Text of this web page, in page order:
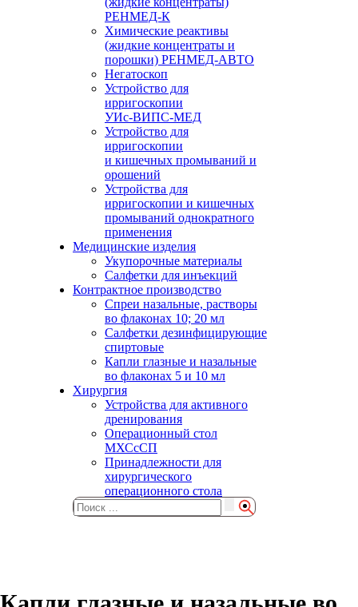
РЕНМЕД-К
Химические реактивы
(жидкие концентраты и
порошки) РЕНМЕД-АВТО
Негатоскоп
Устройство для
ирригоскопии
УИс-ВИПС-МЕД
Устройство для
ирригоскопии
и кишечных промываний и
орошений
Устройства для
ирригоскопии и кишечных
промываний однократного
применения
Медицинские изделия
Укупорочные материалы
Салфетки для инъекций
Контрактное производство
Спреи назальные, растворы
во флаконах 10; 20 мл
Салфетки дезинфицирующие
спиртовые
Капли глазные и назальные
во флаконах 5 и 10 мл
Хирургия
Устройства для активного
дренирования
Операционный стол
МХСсСП
Принадлежности для
хирургического
операционного стола